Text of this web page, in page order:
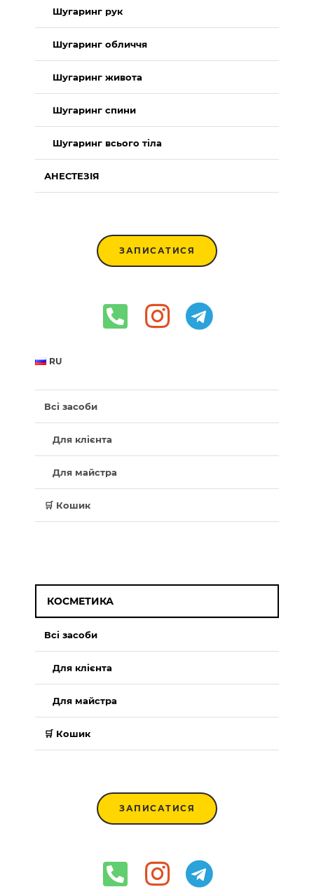
Шугаринг рук
Шугаринг обличчя
Шугаринг живота
Шугаринг спини
Шугаринг всього тіла
АНЕСТЕЗІЯ
ЗАПИСАТИСЯ
RU
Всі засоби
Для клієнта
Для майстра
🛒 Кошик
КОСМЕТИКА
Всі засоби
Для клієнта
Для майстра
🛒 Кошик
ЗАПИСАТИСЯ